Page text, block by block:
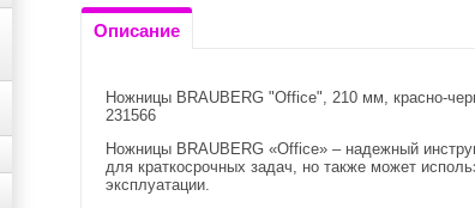
Описание
Ножницы BRAUBERG "Office", 210 мм, красно-
231566
Ножницы BRAUBERG «Office» – надежный
для краткосрочных задач, но также может
эксплуатации.